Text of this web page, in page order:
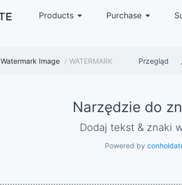
Products Purchase
Watermark Image WATERMARK Przegląd
Narzędzie do
Dodaj tekst & znaki
Powered by